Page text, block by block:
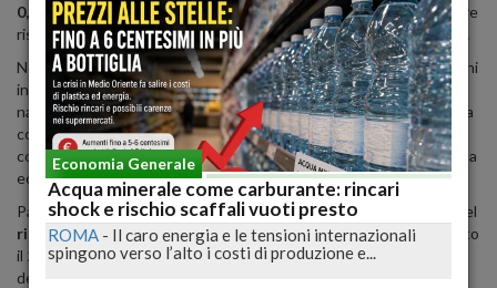
0,6%
su base annua. Questi dati indicano una performance migliore
rispetto a FranciaeGermania, ma inferiore a quella dellaSpagna.
Nonostante questa crescita, l'incertezza geopoliticae le tensioni
internazionali continuano a influenzare negativamente l'economia
nazionale, contribuendo a un clima di instabilità.L'ISTAT sottolinea
come questi fattori esterni stiano incidendo sulla fiducia dei
consumatori e degli investitori, rallentando ulteriormente la ripresa
economica.
Parallelamente, il rapporto evidenzia un preoccupante aumento del
rischio di povertà o esclusione sociale, che nel 2024 ha coinvolto
il 23,1%della popolazione italiana, in crescita rispetto al
dell'anno precedente.
Economia Generale
Acqua minerale come carburante: rincari
shock e rischio scaffali vuoti presto
ROMA - Il caro energia e le tensioni internazionali
spingono verso l’alto i costi di produzione e...